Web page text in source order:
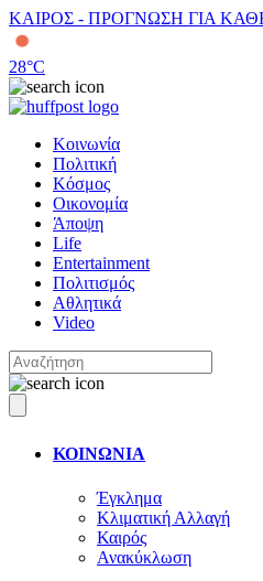
ΚΑΙΡΟΣ - ΠΡΟΓΝΩΣΗ ΓΙΑ
28°C
Κοινωνία
Πολιτική
Κόσμος
Οικονομία
Άποψη
Life
Entertainment
Πολιτισμός
Αθλητικά
Video
ΚΟΙΝΩΝΙΑ
Έγκλημα
Κλιματική Αλλαγή
Καιρός
Ανακύκλωση